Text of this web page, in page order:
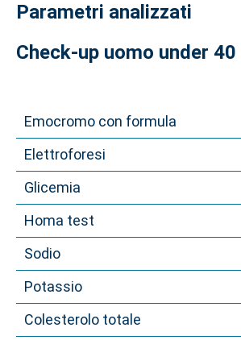
Parametri analizzati
Check-up uomo under 40
Emocromo con formula
Elettroforesi
Glicemia
Homa test
Sodio
Potassio
Colesterolo totale